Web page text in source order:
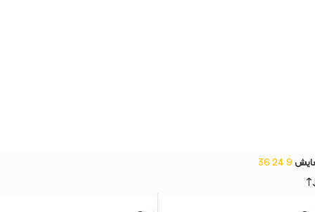
9
24
36